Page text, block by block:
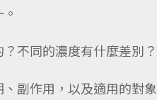
不同的濃度有什麼差別
副作用，以及適用的對